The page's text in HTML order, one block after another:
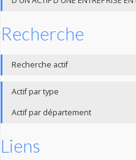
Recherche
Recherche actif
Actif par type
Actif par département
Liens